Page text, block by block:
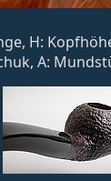
H:
A: